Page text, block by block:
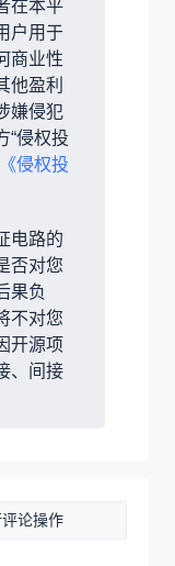
在本平
户用于
商业性
他盈利
嫌侵犯
“侵权投
《侵权投
电路的
否对您
果负
不对您
开源项
、间接
论操作